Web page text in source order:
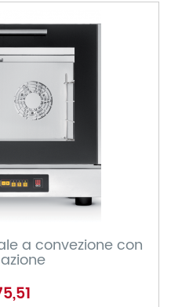
a convezione con